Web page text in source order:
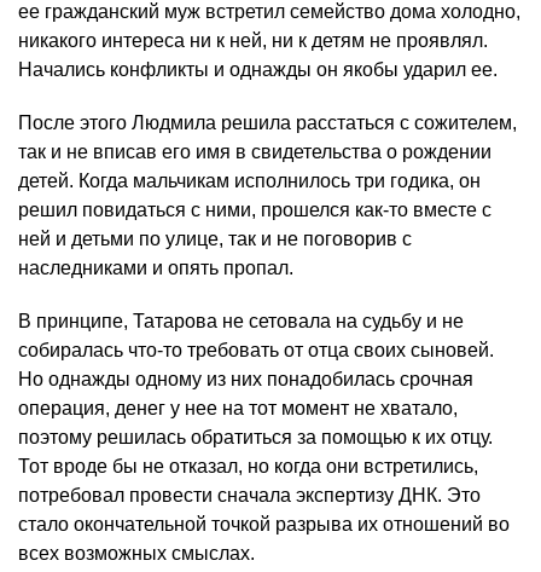
ее гражданский муж встретил семейство дома холодно,
никакого интереса ни к ней, ни к детям не проявлял.
Начались конфликты и однажды он якобы ударил ее.
После этого Людмила решила расстаться с сожителем,
так и не вписав его имя в свидетельства о рождении
детей. Когда мальчикам исполнилось три годика, он
решил повидаться с ними, прошелся как-то вместе с
ней и детьми по улице, так и не поговорив с
наследниками и опять пропал.
В принципе, Татарова не сетовала на судьбу и не
собиралась что-то требовать от отца своих сыновей.
Но однажды одному из них понадобилась срочная
операция, денег у нее на тот момент не хватало,
поэтому решилась обратиться за помощью к их отцу.
Тот вроде бы не отказал, но когда они встретились,
потребовал провести сначала экспертизу ДНК. Это
стало окончательной точкой разрыва их отношений во
всех возможных смыслах.